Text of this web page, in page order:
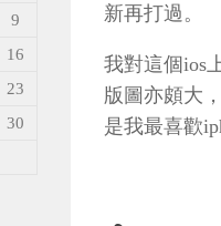
新再打過。
我對這個ios
版圖亦頗大
是我最喜歡
9
16
23
30